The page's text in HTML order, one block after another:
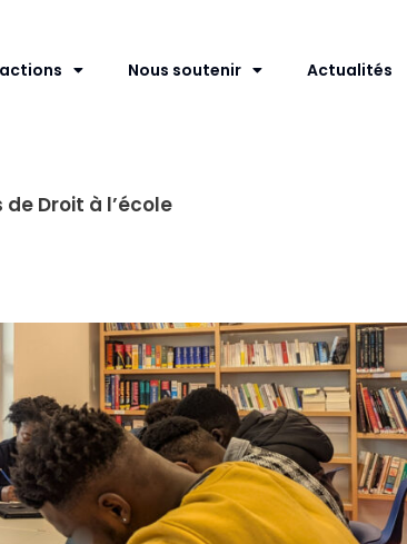
Nous soutenir Actualités
Droit à l’école